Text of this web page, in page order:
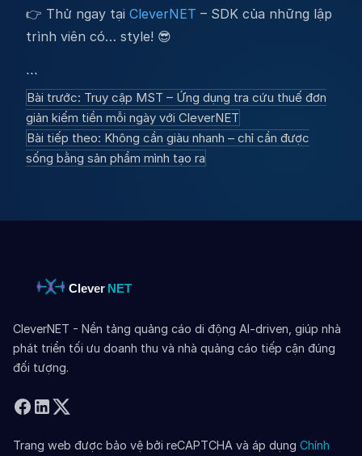
👉 Thử ngay tại CleverNET – SDK của những lập
trình viên có… style! 😎
```
Post
navigation
Bài trước: Truy cập MST – Ứng dụng tra cứu thuế đơn
giản kiếm tiền mỗi ngày với CleverNET
Bài tiếp theo: Không cần giàu nhanh – chỉ cần được
sống bằng sản phẩm mình tạo ra
CleverNET - Nền tảng quảng cáo di động AI-driven, giúp nhà
phát triển tối ưu doanh thu và nhà quảng cáo tiếp cận đúng
đối tượng.
Trang web được bảo vệ bởi reCAPTCHA và áp dụng Chính